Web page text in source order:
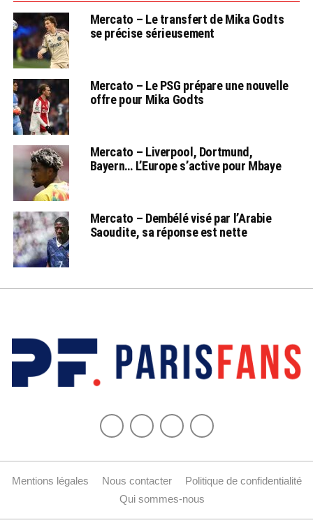
Mercato – Le transfert de Mika Godts
se précise sérieusement
Mercato – Le PSG prépare une nouvelle
offre pour Mika Godts
Mercato – Liverpool, Dortmund,
Bayern… L’Europe s’active pour Mbaye
Mercato – Dembélé visé par l’Arabie
Saoudite, sa réponse est nette
Mentions légales Nous contacter
Politique de confidentialité
Qui sommes-nous